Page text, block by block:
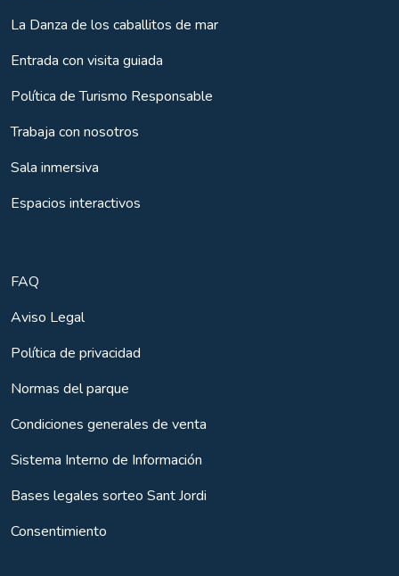
La Danza de los caballitos de mar
Entrada con visita guiada
Política de Turismo Responsable
Trabaja con nosotros
Sala inmersiva
Espacios interactivos
FAQ
Aviso Legal
Política de privacidad
Normas del parque
Condiciones generales de venta
Sistema Interno de Información
Bases legales sorteo Sant Jordi
Consentimiento